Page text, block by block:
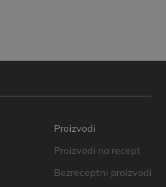
Proizvodi
Proizvodi na recept
Bezreceptni proizvodi